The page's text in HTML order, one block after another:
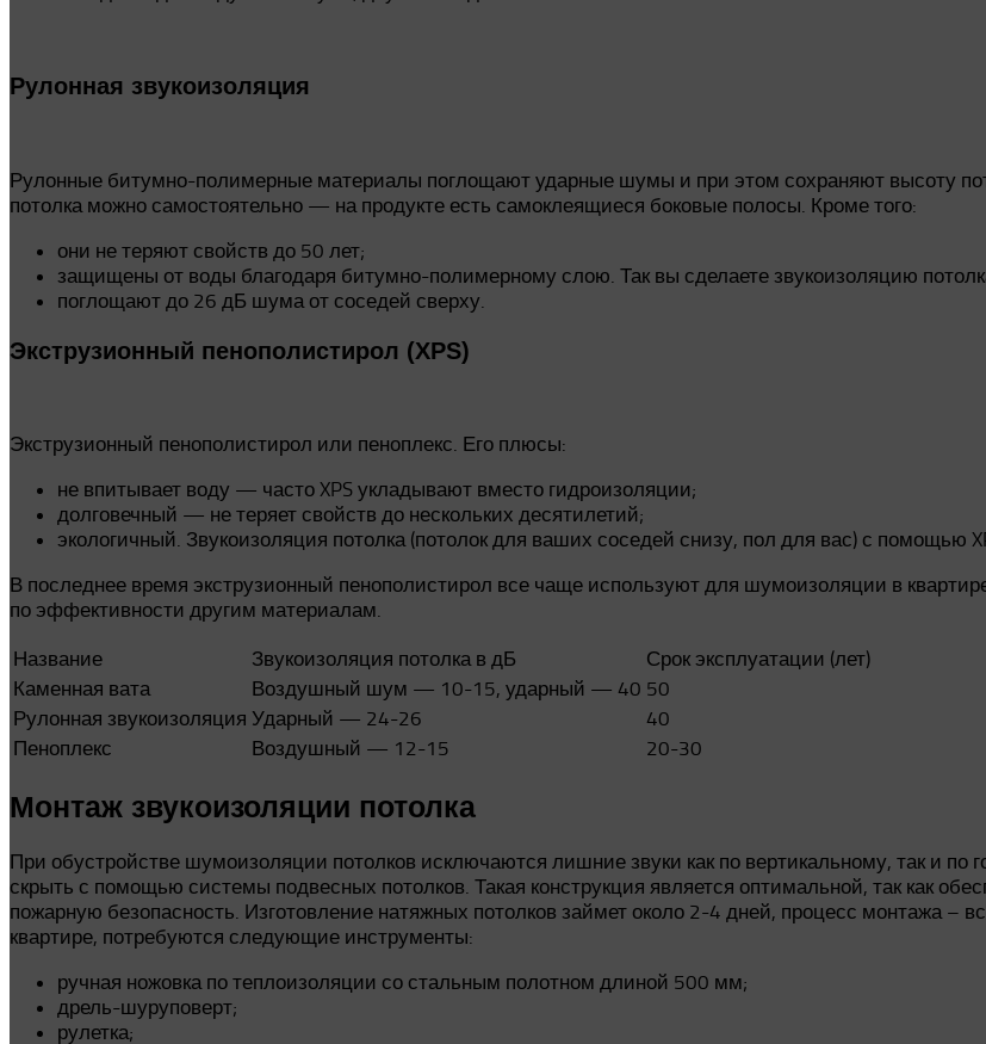
Рулонная звукоизоляция
Рулонные битумно-полимерные материалы поглощают ударные шумы и при этом сохраняют высоту
потолка можно самостоятельно — на продукте есть самоклеящиеся боковые полосы. Кроме того:
они не теряют свойств до 50 лет;
защищены от воды благодаря битумно-полимерному слою. Так вы сделаете звукоизоляцию
поглощают до 26 дБ шума от соседей сверху.
Экструзионный пенополистирол (XPS)
Экструзионный пенополистирол или пеноплекс. Его плюсы:
не впитывает воду — часто XPS укладывают вместо гидроизоляции;
долговечный — не теряет свойств до нескольких десятилетий;
экологичный. Звукоизоляция потолка (потолок для ваших соседей снизу, пол для вас) с помощью
В последнее время экструзионный пенополистирол все чаще используют для шумоизоляции в
по эффективности другим материалам.
Название Звукоизоляция потолка в дБ
Срок эксплуатации (лет)
Каменная вата
Воздушный шум — 10-15, ударный — 40 50
Рулонная звукоизоляция Ударный — 24-26
40
Пеноплекс
Воздушный — 12-15 20-30
Монтаж звукоизоляции потолка
При обустройстве шумоизоляции потолков исключаются лишние звуки как по вертикальному, так и
скрыть с помощью системы подвесных потолков. Такая конструкция является оптимальной, так как
пожарную безопасность. Изготовление натяжных потолков займет около 2-4 дней, процесс монтажа –
квартире, потребуются следующие инструменты:
ручная ножовка по теплоизоляции со стальным полотном длиной 500 мм;
дрель-шуруповерт;
рулетка;